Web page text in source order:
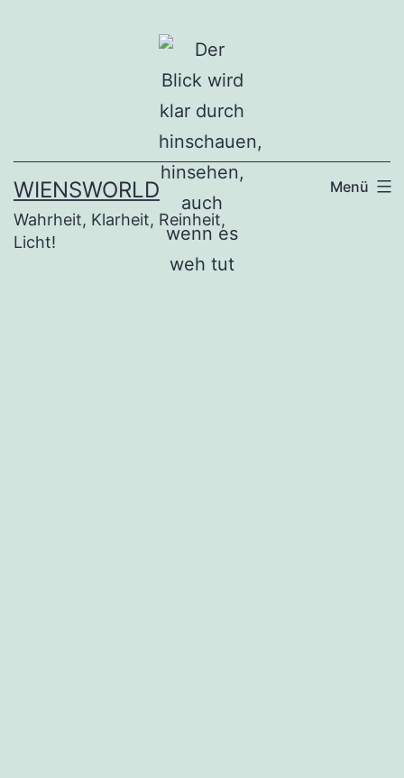
WIENSWORLD
Wahrheit, Klarheit, Reinheit,
Licht!
Menü